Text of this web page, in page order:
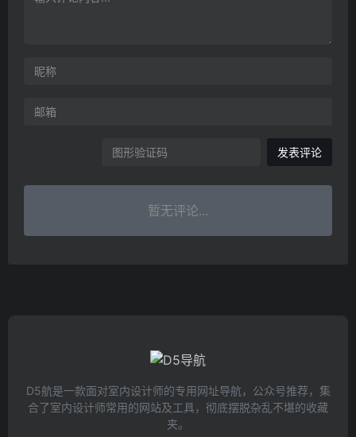
发表评论
暂无评论...
D5航是一款面对室内设计师的专用网址导航，公众号推荐，集
合了室内设计师常用的网站及工具，彻底摆脱杂乱不堪的收藏
夹。